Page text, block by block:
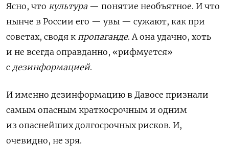
Ясно, что культура— понятие необъятное. И что
нынче в России его — увы — сужают, как при
советах, сводя к пропаганде. А она удачно, хоть
и не всегда оправданно, «рифмуется»
с дезинформацией.
И именно дезинформацию в Давосе признали
самым опасным краткосрочным и одним
из опаснейших долгосрочных рисков. И,
очевидно, не зря.